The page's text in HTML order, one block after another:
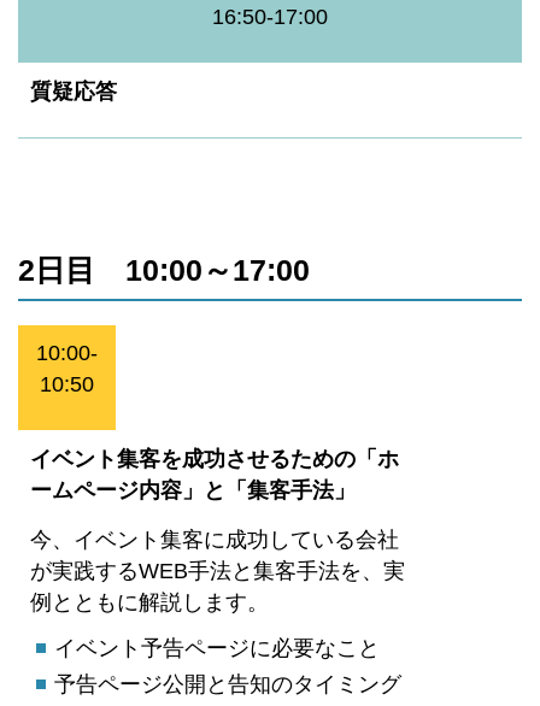
16:50-17:00
質疑応答
2日目 10:00～17:00
10:00-
10:50
イベント集客を成功させるための「ホ
ームページ内容」と「集客手法」
今、イベント集客に成功している会社
が実践するWEB手法と集客手法を、実
例とともに解説します。
イベント予告ページに必要なこと
予告ページ公開と告知のタイミング